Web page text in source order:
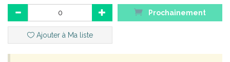
La priorité de MyLittelePessaire est d’ offrir aux femmes une
qualité irréprochable et reconnue dans le monde médical, un
confort sans compromis et une plus grande facilité d’ utilisation.
C’ est pourquoi MyLittelePessaire a choisi de travailler avec la
prestigieuse marque Milex, marque n°1 des pessaires dans le
monde depuis plus de 80 ans.
Prochainement
Ajouter à Ma liste